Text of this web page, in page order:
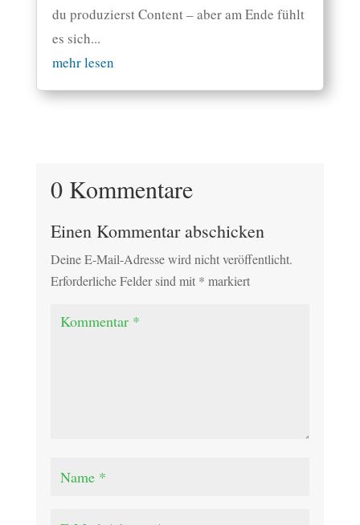
du produzierst Content – aber am Ende fühlt
es sich...
mehr lesen
0 Kommentare
Einen Kommentar abschicken
Deine E-Mail-Adresse wird nicht veröffentlicht.
Erforderliche Felder sind mit * markiert